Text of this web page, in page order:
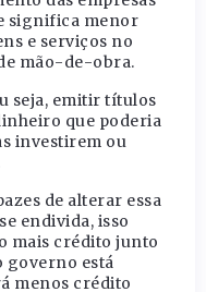
significa menor
e serviços no
mão-de-obra.
seja, emitir títulos
que poderia
investirem ou
de alterar essa
endivida, isso
mais crédito junto
governo está
menos crédito